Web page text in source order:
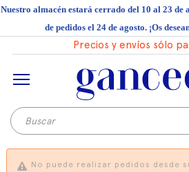
Nuestro almacén estará cerrado del 10 al 23 de
de pedidos el 24 de agosto. ¡Os
Precios y envíos sólo
No puede realizar pedidos desde